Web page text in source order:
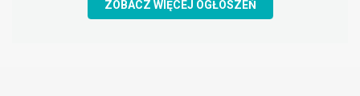
ZOBACZ WIĘCEJ OGŁOSZEŃ